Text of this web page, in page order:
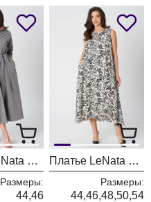
Платье LeNata 16495 серый
Размеры:
44,46
Платье LeNata 16492 чёрно молочный
Размеры:
44,46,48,50,54